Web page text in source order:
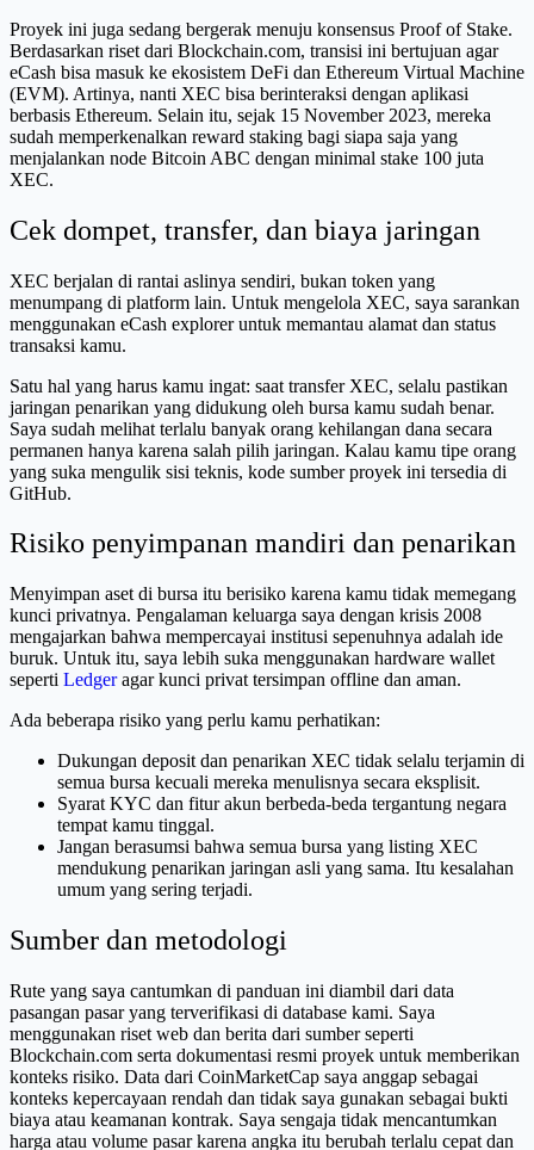
Proyek ini juga sedang bergerak menuju konsensus Proof of Stake.
Berdasarkan riset dari Blockchain.com, transisi ini bertujuan agar
eCash bisa masuk ke ekosistem DeFi dan Ethereum Virtual Machine
(EVM). Artinya, nanti XEC bisa berinteraksi dengan aplikasi
berbasis Ethereum. Selain itu, sejak 15 November 2023, mereka
sudah memperkenalkan reward staking bagi siapa saja yang
menjalankan node Bitcoin ABC dengan minimal stake 100 juta
XEC.
Cek dompet, transfer, dan biaya jaringan
XEC berjalan di rantai aslinya sendiri, bukan token yang
menumpang di platform lain. Untuk mengelola XEC, saya sarankan
menggunakan eCash explorer untuk memantau alamat dan status
transaksi kamu.
Satu hal yang harus kamu ingat: saat transfer XEC, selalu pastikan
jaringan penarikan yang didukung oleh bursa kamu sudah benar.
Saya sudah melihat terlalu banyak orang kehilangan dana secara
permanen hanya karena salah pilih jaringan. Kalau kamu tipe orang
yang suka mengulik sisi teknis, kode sumber proyek ini tersedia di
GitHub.
Risiko penyimpanan mandiri dan penarikan
Menyimpan aset di bursa itu berisiko karena kamu tidak memegang
kunci privatnya. Pengalaman keluarga saya dengan krisis 2008
mengajarkan bahwa mempercayai institusi sepenuhnya adalah ide
buruk. Untuk itu, saya lebih suka menggunakan hardware wallet
seperti Ledgeragar kunci privat tersimpan offline dan aman.
Ada beberapa risiko yang perlu kamu perhatikan:
Dukungan deposit dan penarikan XEC tidak selalu terjamin di
semua bursa kecuali mereka menulisnya secara eksplisit.
Syarat KYC dan fitur akun berbeda-beda tergantung negara
tempat kamu tinggal.
Jangan berasumsi bahwa semua bursa yang listing XEC
mendukung penarikan jaringan asli yang sama. Itu kesalahan
umum yang sering terjadi.
Sumber dan metodologi
Rute yang saya cantumkan di panduan ini diambil dari data
pasangan pasar yang terverifikasi di database kami. Saya
menggunakan riset web dan berita dari sumber seperti
Blockchain.com serta dokumentasi resmi proyek untuk memberikan
konteks risiko. Data dari CoinMarketCap saya anggap sebagai
konteks kepercayaan rendah dan tidak saya gunakan sebagai bukti
biaya atau keamanan kontrak. Saya sengaja tidak mencantumkan
harga atau volume pasar karena angka itu berubah terlalu cepat dan